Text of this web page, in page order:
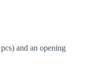
and an opening